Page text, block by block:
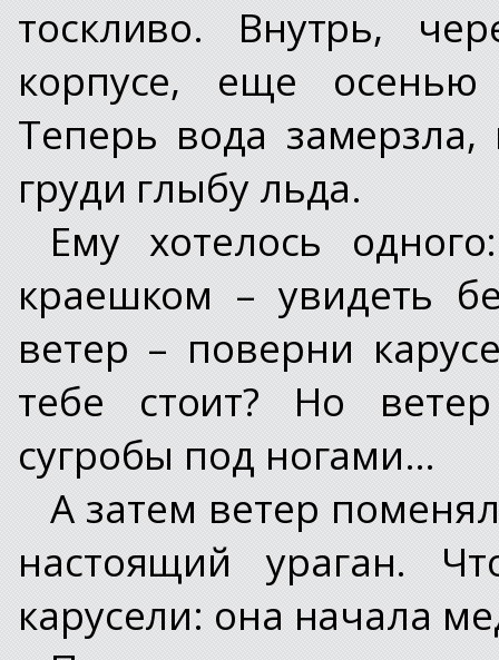
тоскливо. Внутрь,
корпусе, еще
Теперь вода
груди глыбу льда.
Ему хотелось
краешком – увидеть
ветер – поверни
тебе стоит? Но
сугробы под ногами…
А затем ветер
настоящий ураган.
карусели: она начала